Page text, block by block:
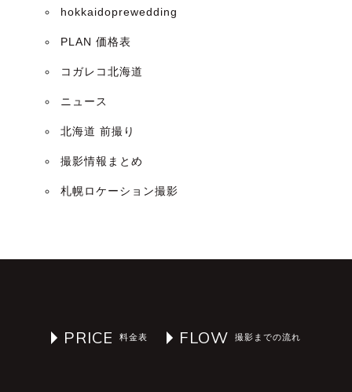
hokkaidoprewedding
PLAN 価格表
コガレコ北海道
ニュース
北海道 前撮り
撮影情報まとめ
札幌ロケーション撮影
PRICE FLOW